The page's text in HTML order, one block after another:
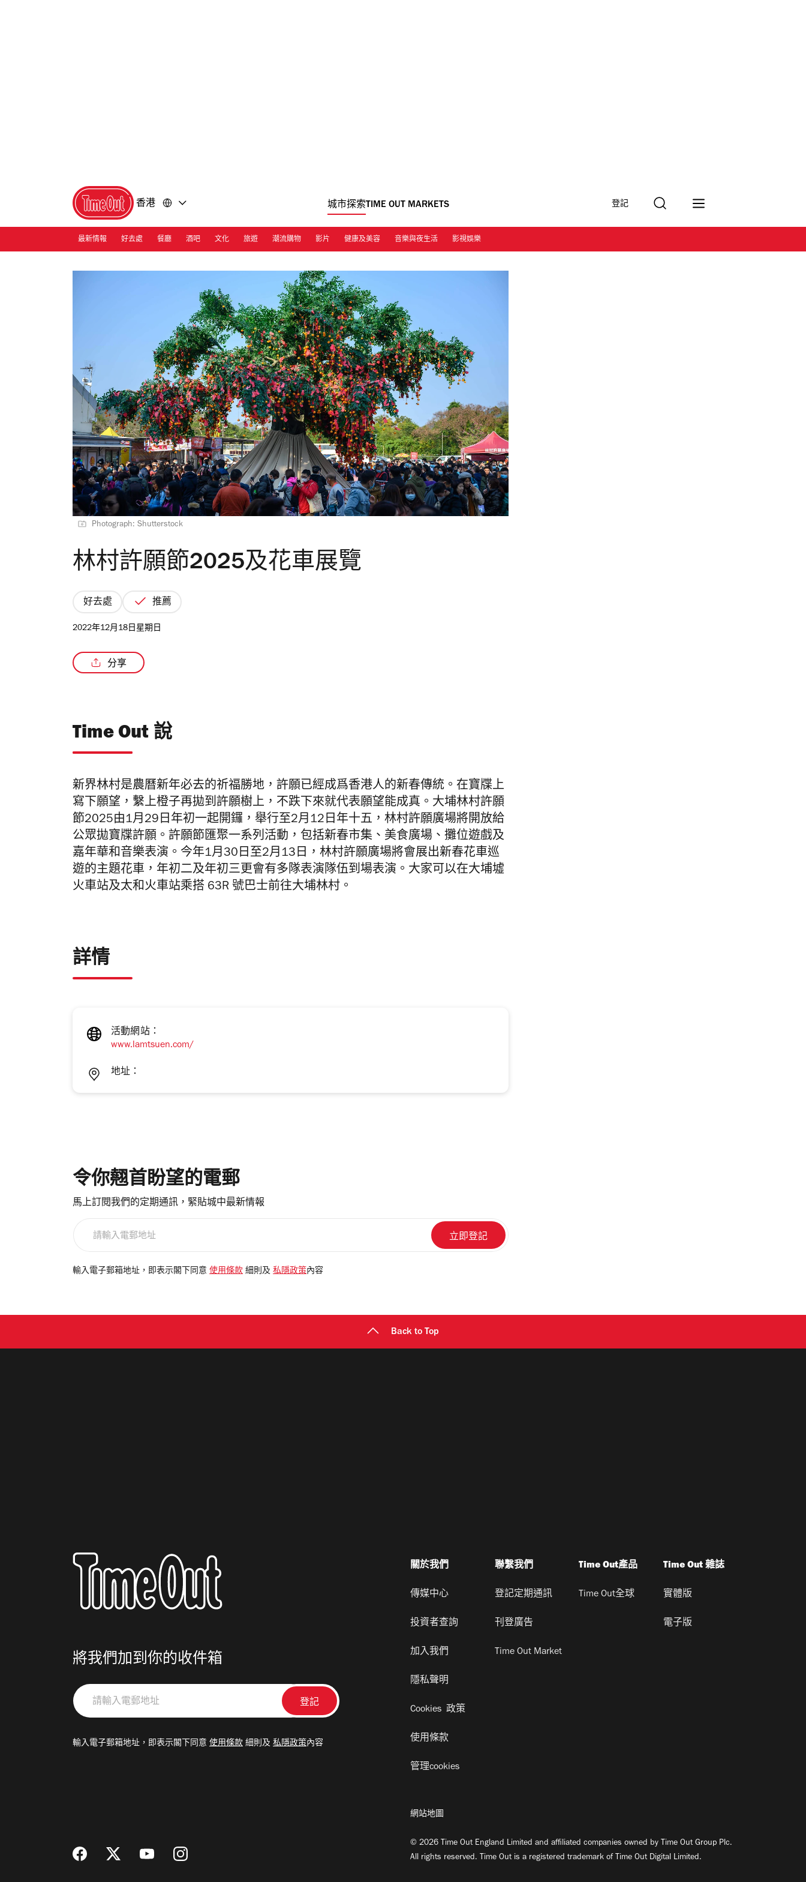
香港 城市探索TIME OUT MARKETS 登記
最新情報 好去處 餐廳 酒吧 文化 旅遊 潮流購物 影片 健康及美容 音樂與夜生活 影視娛樂
Photograph: Shutterstock
林村許願節2025及花車展覽
好去處 推薦
2022年12月18日星期日
分享
Time Out 說
新界林村是農曆新年必去的祈福勝地，許願已經成爲香港人的新春傳統。在寶牒上
寫下願望，繫上橙子再拋到許願樹上， 不跌下來就代表願望能成真。大埔林村許願
節2025由1月29日年初一起開鑼，舉行至2月12日年十五，林村許願廣場將開放給
公眾拋寶牒許願。許願節匯聚一系列活動，包括新春市集、美食廣場、攤位遊戲及
嘉年華和音樂表演。今年1月30日至2月13日，林村許願廣場將會展出新春花車巡
遊的主題花車，年初二及年初三更會有多隊表演隊伍到場表演。 大家可以在大埔墟
火車站及太和火車站乘搭 63R 號巴士前往大埔林村。
詳情
活動網站：
www.lamtsuen.com/
地址：
令你翹首盼望的電郵
馬上訂閱我們的定期通訊，緊貼城中最新情報
電
輸入電子郵箱地址，即表示閣下同意 使用條款 細則及 私隱政策 內容
Back to Top
將我們加到你的收件箱
請
輸
郵
輸入電子郵箱地址，即表示閣下同意 使用條款 細則及 私隱政策內容
關於我們
傳媒中心
投資者查詢
加入我們
隱私聲明
Cookies 政策
使用條款
管理cookies
聯繫我們
登記定期通訊
刊登廣告
Time Out Market
Time Out產品
Time Out全球
Time Out 雜誌
實體版
電子版
網站地圖
© 2026 Time Out England Limited and affiliated companies owned by Time Out Group Plc.
All rights reserved. Time Out is a registered trademark of Time Out Digital Limited.